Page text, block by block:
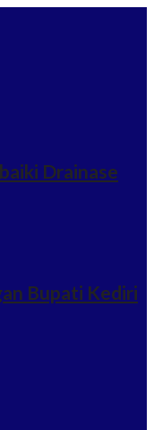
Drainase
Bupati Kediri